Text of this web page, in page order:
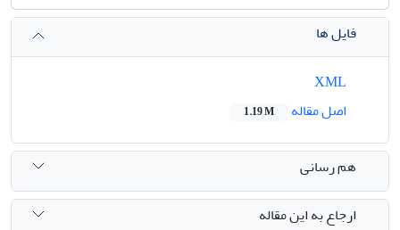
فایل ها
اصل مقاله
1.19 M
هم رسانی
ارجاع به این مقاله